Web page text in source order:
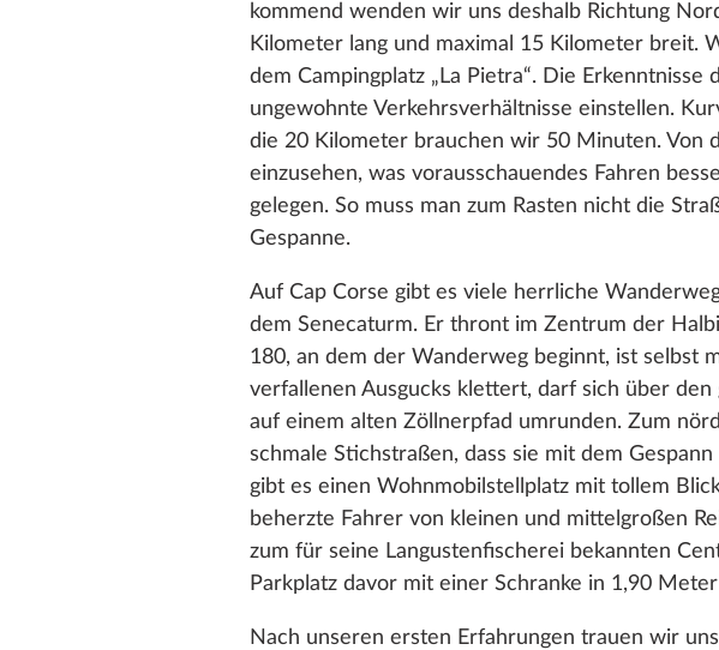
kommend wenden wir uns deshalb Richtung
Kilometer lang und maximal 15 Kilometer breit.
dem Campingplatz „La Pietra“. Die
ungewohnte Verkehrsverhältnisse einstellen.
die 20 Kilometer brauchen wir 50 Minuten. Von
einzusehen, was vorausschauendes Fahren
gelegen. So muss man zum Rasten nicht die
Gespanne.
Auf Cap Corse gibt es viele herrliche
dem Senecaturm. Er thront im Zentrum der
180, an dem der Wanderweg beginnt, ist selbst
verfallenen Ausgucks klettert, darf sich über
auf einem alten Zöllnerpfad umrunden. Zum
schmale Stichstraßen, dass sie mit dem
gibt es einen Wohnmobilstellplatz mit tollem
beherzte Fahrer von kleinen und mittelgroßen
zum für seine Langustenfischerei bekannten
Parkplatz davor mit einer Schranke in 1,90
Nach unseren ersten Erfahrungen trauen wir